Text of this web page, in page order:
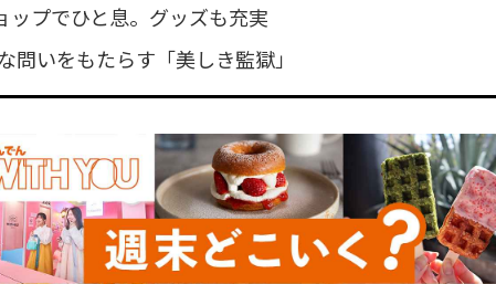
ップでひと息。グッズも充実
問いをもたらす「美しき監獄」